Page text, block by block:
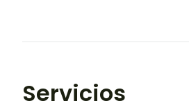
Servicios